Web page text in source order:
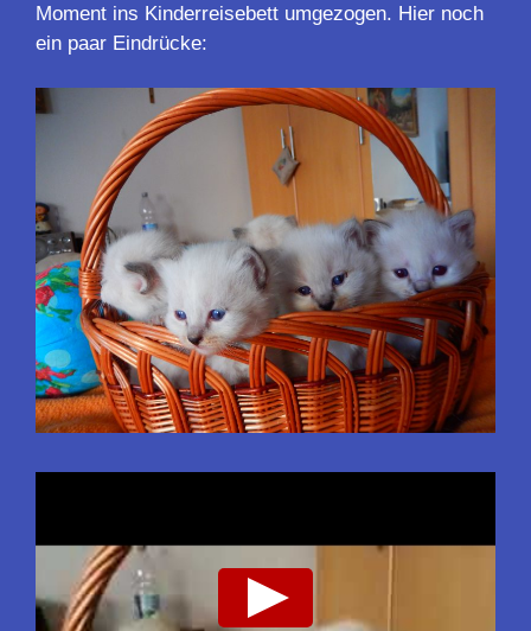
Moment ins Kinderreisebett umgezogen. Hier noch
ein paar Eindrücke: